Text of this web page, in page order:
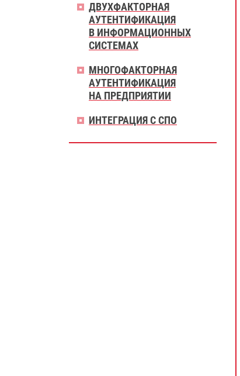
ДВУХФАКТОРНАЯ
АУТЕНТИФИКАЦИЯ
В ИНФОРМАЦИОННЫХ
СИСТЕМАХ
МНОГОФАКТОРНАЯ
АУТЕНТИФИКАЦИЯ
НА ПРЕДПРИЯТИИ
ИНТЕГРАЦИЯ С СПО